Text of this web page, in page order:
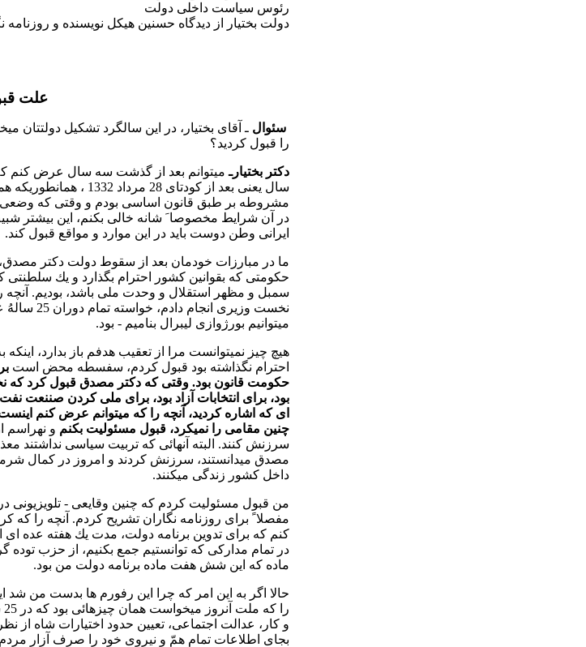
رئوس سياست داخلی دولت
دولت بختيار از ديدگاه حسنين هيكل نويسنده و
علت
سئوال ـ آقای بختيار، در اين سالگرد تشكيل
را قبول كرديد؟
دكتر بختيارـ
سال يعنی بعد از
مشروطه بر طبق قانون اساسی بودم و وقتی كه
در آن شرايط مخصوصا َ شانه خالی بكنم، اين بيشتر
ايرانی وطن دوست بايد در اين موارد و مواقع قبول كند.
ما در مبارزات خودمان بعد از سقوط دولت دكتر
حكومتی كه بقوانين كشور احترام بگذارد و يك
سمبل و مظهر استقلال و وحدت ملی باشد، بوديم. آنچه
نخست
ميتوانيم بورژوازی ليبرال بناميم - بود.
احترام نگذاشته بود قبول كردم، سفسطه محض است
حكومت قانون بود. وقتی كه دكتر مصدق قبول كرد كه
بود، برای انتخابات آزاد بود، برای ملی كردن صننعت
ای كه اشاره كرديد، آنچه را كه ميتوانم عرض كنم
چنين مقامی را نميكرد، قبول مسئوليت بكنم و نهراسم
سرزنش كنند. البته آنهائی كه تربيت سياسی نداشتند
مصدق ميدانستند، سرزنش كردند و امروز در كمال
داخل كشور زندگی ميكنند.
من قبول مسئوليت كردم كه چنين وقايعی - تلويزيونی
مفصلا ً برای روزنامه نگاران تشريح كردم. آنچه را كه
كنم كه برای تدوين برنامه دولت، مدت يك هفته عده ای
در تمام مداركی كه توانستيم جمع بكنيم، از حزب توده
ماده كه اين شش هفت ماده برنامه دولت من بود.
حالا اگر به اين امر كه چرا اين رفورم ها بدست من
و كار، عدالت اجتماعی، تعيين حدود اختيارات شاه از
بجای اطلاعات تمام همّ و نيروی خود را صرف آزار